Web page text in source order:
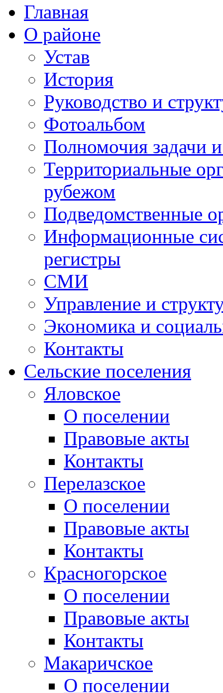
Главная
О районе
Устав
История
Руководство и
Фотоальбом
Полномочия задачи
Территориальные
рубежом
Подведомственные
Информационные
регистры
СМИ
Управление и
Экономика и
Контакты
Сельские поселения
Яловское
О поселении
Правовые акты
Контакты
Перелазское
О поселении
Правовые акты
Контакты
Красногорское
О поселении
Правовые акты
Контакты
Макаричское
О поселении